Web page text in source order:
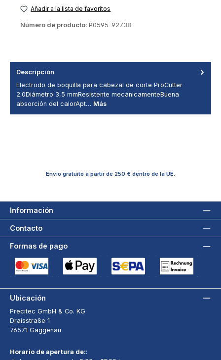
Añadir a la lista de favoritos
Número de producto: P0595-92738
Descripción
Electrodo de boquilla para cabezal de corte ProCutter
2.0Diámetro 3,5 mmResistente mecánicamenteBuena
absorción del calorApt… Más
Envío gratuito a partir de 250 € dentro de la UE.
Información
Contacto
Formas de pago
Ubicación
Precitec GmbH & Co. KG
Draisstraße 1
76571 Gaggenau
Horario de apertura de::